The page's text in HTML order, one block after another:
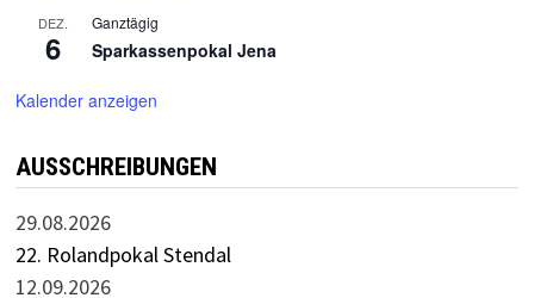
DEZ.
6
Ganztägig
Sparkassenpokal Jena
Kalender anzeigen
AUSSCHREIBUNGEN
29.08.2026
22. Rolandpokal Stendal
12.09.2026